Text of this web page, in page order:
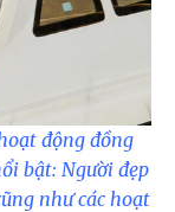
động đồng
bật: Người đẹp
như các hoạt